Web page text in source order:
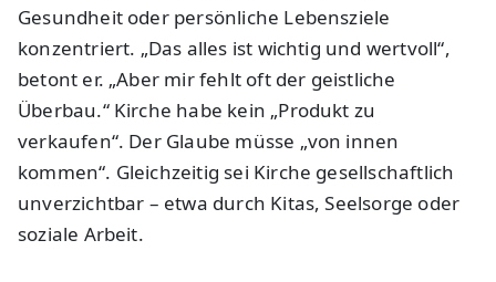
Gesundheit oder persönliche Lebensziele
konzentriert. „Das alles ist wichtig und wertvoll“,
betont er. „Aber mir fehlt oft der geistliche
Überbau.“ Kirche habe kein „Produkt zu
verkaufen“. Der Glaube müsse „von innen
kommen“. Gleichzeitig sei Kirche gesellschaftlich
unverzichtbar – etwa durch Kitas, Seelsorge oder
soziale Arbeit.